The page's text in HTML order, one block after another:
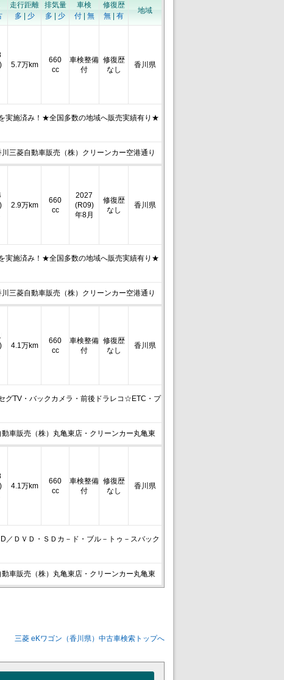
走行距離
多
少
排気量
多
少
車検
付| 無
修復歴
無
有
地域
5.7万km
660
cc
車検整備
付
修復歴
なし
香川県
実施済み！★全国多数の地域へ販売実績有り★
川三菱自動車販売（株）クリーンカー空港通り
2.9万km
660
cc
2027
(R09)
年8月
修復歴
なし
香川県
実施済み！★全国多数の地域へ販売実績有り★
川三菱自動車販売（株）クリーンカー空港通り
4.1万km
660
cc
車検整備
付
修復歴
なし
香川県
グTV・バックカメラ・前後ドラレコ☆ETC・プ
車販売（株）丸亀東店・クリーンカー丸亀東
4.1万km
660
cc
車検整備
付
修復歴
なし
香川県
／ＤＶＤ・ＳＤカ－ド・ブル－トゥ－スバック
車販売（株）丸亀東店・クリーンカー丸亀東
三菱 eKワゴン（香川県）中古車検索トップへ